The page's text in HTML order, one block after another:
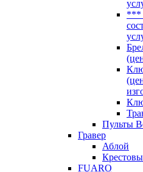
***
Пульты
Гравер
Аблой
FUARO